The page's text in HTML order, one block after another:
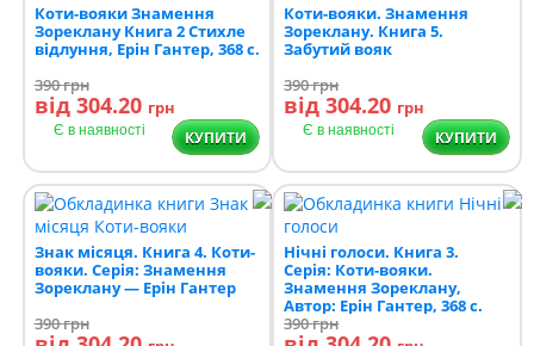
Коти-вояки Знамення
Зореклану Книга 2 Стихле
відлуння, Ерін Гантер, 368 с.
390грн
від 304.20 грн
Є в наявності КУПИТИ
Коти-вояки. Знамення
Зореклану. Книга 5.
Забутий вояк
390грн
від 304.20 грн
Є в наявності КУПИТИ
Знак місяця. Книга 4. Коти-
вояки. Серія: Знамення
Зореклану — Ерін Гантер
390грн
Нічні голоси. Книга 3.
Серія: Коти-вояки.
Знамення Зореклану,
Автор: Ерін Гантер, 368 с.
390грн